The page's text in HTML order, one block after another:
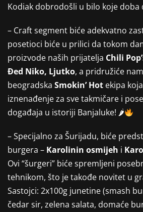
Kodiak dobrodošli u bilo koje doba
– Craft segment biće adekvatno
posetioci biće u prilici da tokom
proizvode naših prijatelja Chili
Đed Niko, Ljutko, a pridružiće
beogradska Smokin’ Hot ekipa
iznenađenje za sve takmičare i
događaja u istoriji Banjaluke! 🌶
– Specijalno za Šurijadu, biće
burgera – Karolinin osmijeh i
Ovi “šurgeri” biće spremljeni
tehnikom, što je takođe novitet u
Sastojci: 2x100g junetine (smash
čedar sir, zelena salata, domaće